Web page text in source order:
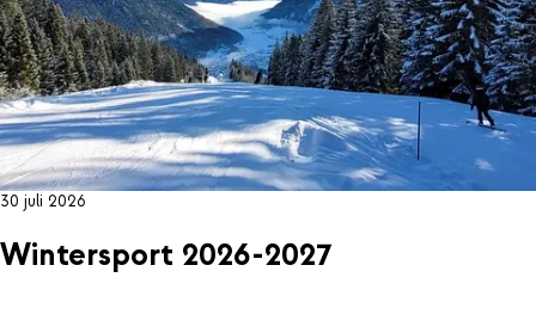
30 juli 2026
Wintersport 2026-2027